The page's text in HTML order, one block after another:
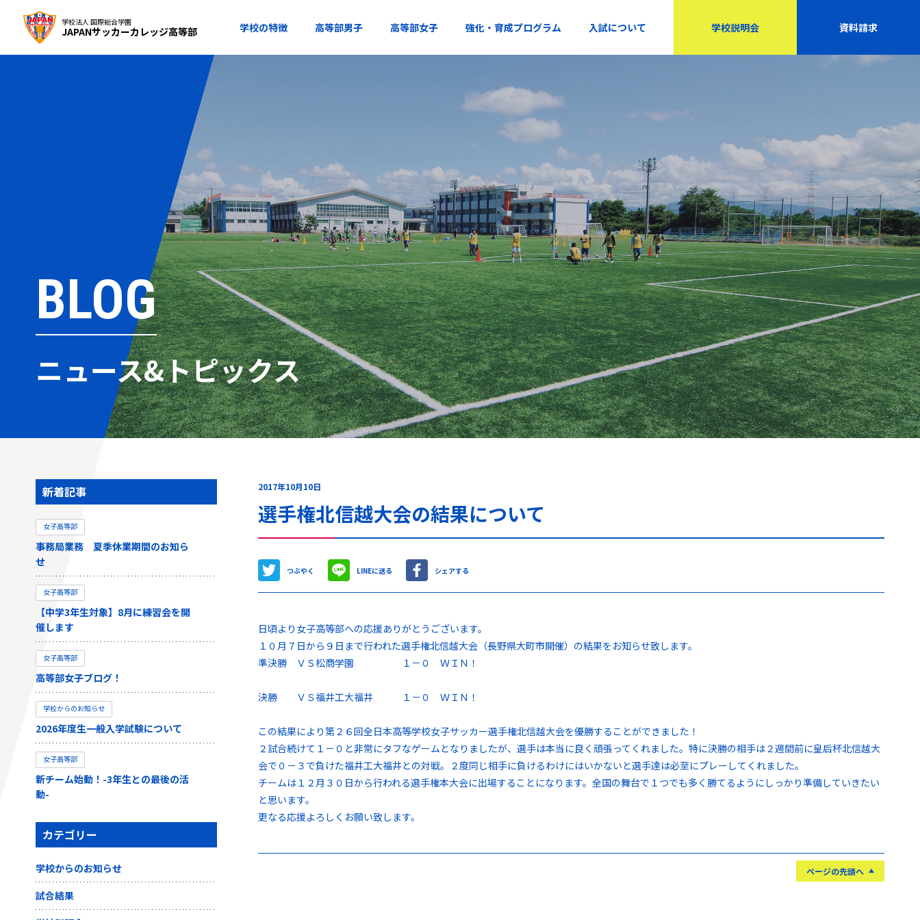
学校法人 国際総合学園
JAPANサッカーカレッジ高等部 学校の特徴 高等部男子 高等部女子 強化・育成プログラム 入試について 学校説明会 資料請求
BLOG
ニュース&トピックス
2017年10月10日
選手権北信越大会の結果について
つぶやく LINEに送る シェアする
日頃より女子高等部への応援ありがとうございます。
１０月７日から９日まで行われた選手権北信越大会（長野県大町市開催）の結果をお知らせ致します。
準決勝 ＶＳ松商学園 １－０ ＷＩＮ！
決勝 ＶＳ福井工大福井 １－０ ＷＩＮ！
この結果により第２６回全日本高等学校女子サッカー選手権北信越大会を優勝することができました！
２試合続けて１－０と非常にタフなゲームとなりましたが、選手は本当に良く頑張ってくれました。特に決勝の相手は２週間前に皇后杯北信越大
会で０－３で負けた福井工大福井との対戦。２度同じ相手に負けるわけにはいかないと選手達は必至にプレーしてくれました。
チームは１２月３０日から行われる選手権本大会に出場することになります。全国の舞台で１つでも多く勝てるようにしっかり準備していきたい
と思います。
更なる応援よろしくお願い致します。
ページの先頭へ
新着記事
女子高等部
事務局業務 夏季休業期間のお知ら
せ
女子高等部
【中学3年生対象】8月に練習会を開
催します
女子高等部
高等部女子ブログ！
学校からのお知らせ
2026年度生一般入学試験について
女子高等部
新チーム始動！-3年生との最後の活
動-
カテゴリー
学校からのお知らせ
試合結果